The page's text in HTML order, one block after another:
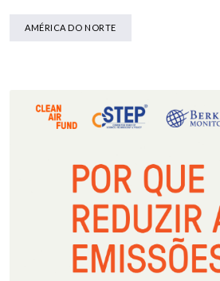
AMÉRICA DO NORTE